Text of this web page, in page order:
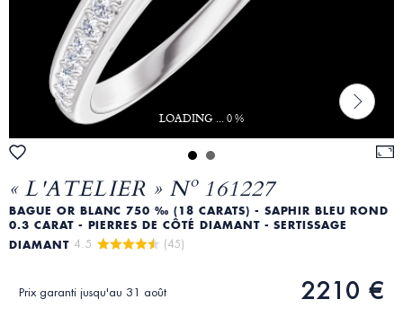
LOADING ... 0 %
« L'ATELIER » Nº 161227
BAGUE OR BLANC 750 ‰ (18 CARATS) - SAPHIR BLEU ROND
0.3 CARAT - PIERRES DE CÔTÉ DIAMANT - SERTISSAGE
DIAMANT 4.5 (45)
Prix garanti jusqu'au 31 août 2210 €